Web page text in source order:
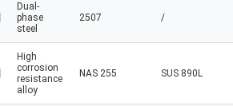
Dual-
phase
steel
2507 /
High
corrosion
resistance
alloy
NAS 255 SUS 890L